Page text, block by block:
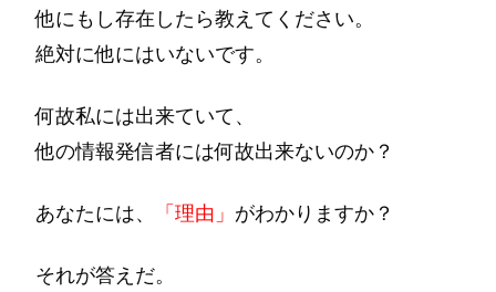
他にもし存在したら教えてください。
絶対に他にはいないです。
何故私には出来ていて、
他の情報発信者には何故出来ないのか？
あなたには、 「理由」 がわかりますか？
それが答えだ。